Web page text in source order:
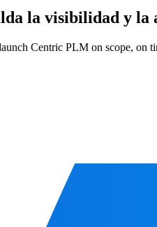
la visibilidad y la
Centric PLM on scope, on